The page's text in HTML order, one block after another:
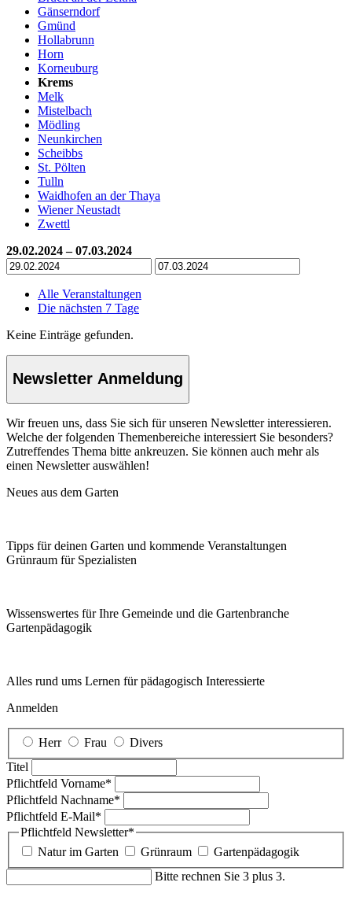
Gänserndorf
Gmünd
Hollabrunn
Horn
Korneuburg
Krems
Melk
Mistelbach
Mödling
Neunkirchen
Scheibbs
St. Pölten
Tulln
Waidhofen an der Thaya
Wiener Neustadt
Zwettl
29.02.2024 – 07.03.2024
Alle Veranstaltungen
Die nächsten 7 Tage
Keine Einträge gefunden.
Newsletter Anmeldung
Wir freuen uns, dass Sie sich für unseren Newsletter interessieren.
Welche der folgenden Themenbereiche interessiert Sie besonders?
Zutreffendes Thema bitte ankreuzen. Sie können auch mehr als
einen Newsletter auswählen!
Neues aus dem Garten
Tipps für deinen Garten und kommende Veranstaltungen
Grünraum für Spezialisten
Wissenswertes für Ihre Gemeinde und die Gartenbranche
Garten­pädagogik
Alles rund ums Lernen für pädagogisch Interessierte
Anmelden
Herr Frau
Divers
Titel
Pflichtfeld Vorname*
Pflichtfeld Nachname*
Pflichtfeld E-Mail*
Pflichtfeld Newsletter*
Natur im Garten
Grünraum
Gartenpädagogik
Bitte rechnen Sie 3 plus 3.